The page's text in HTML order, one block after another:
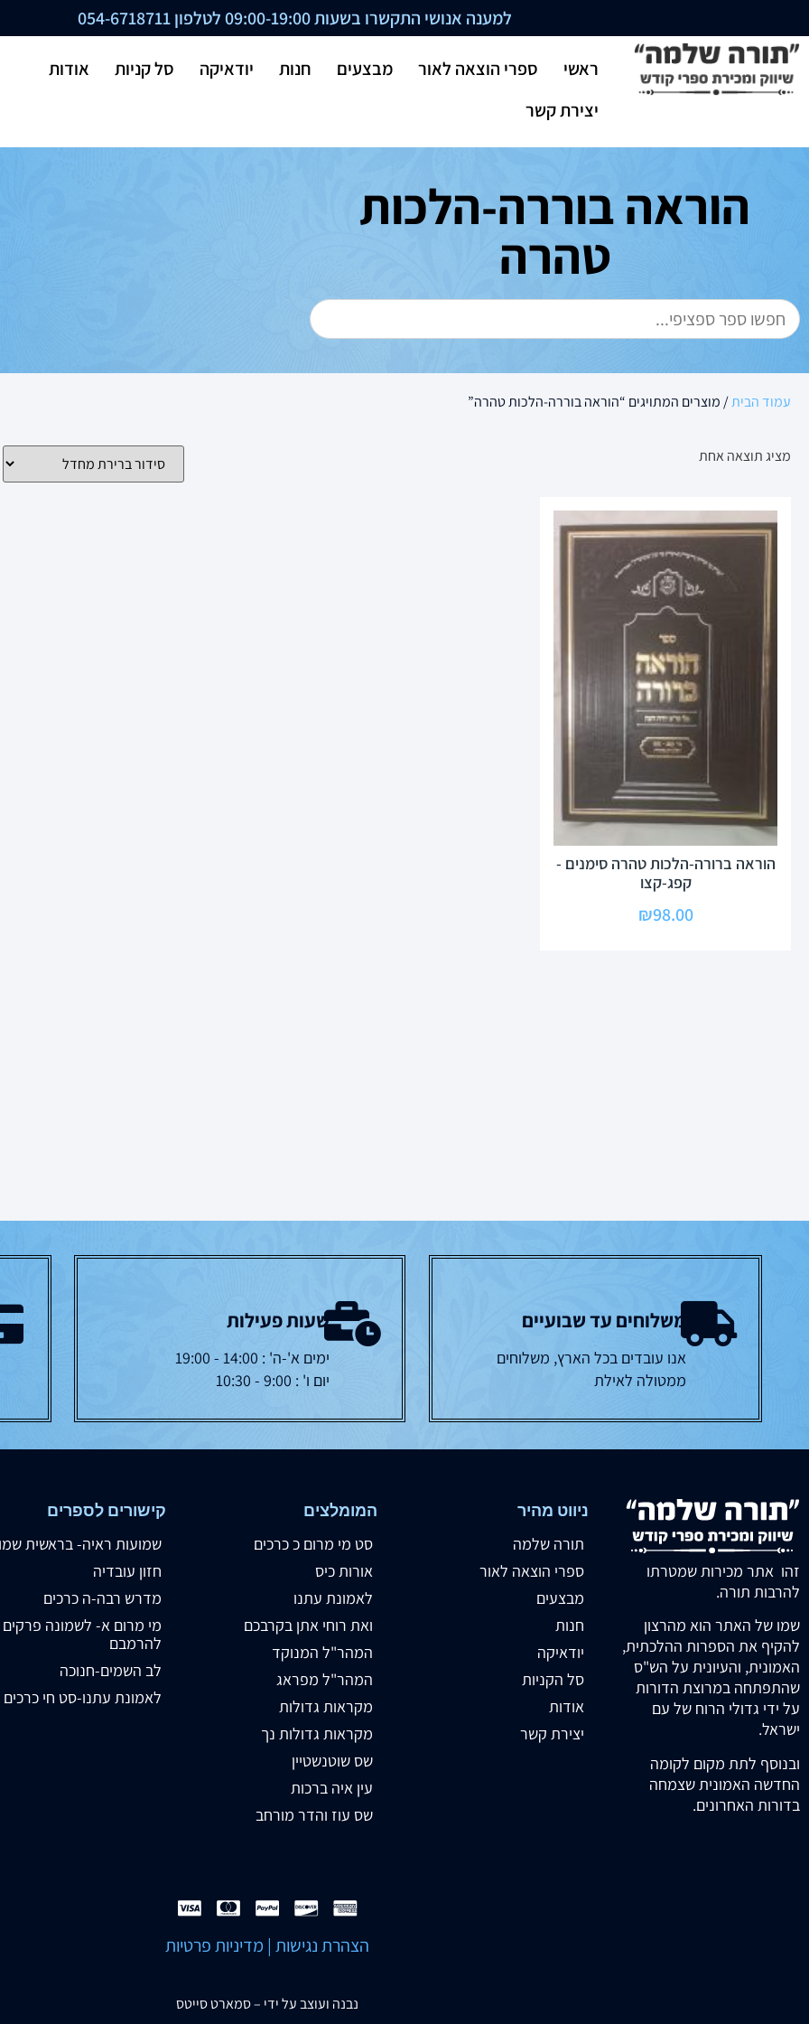
למענה אנושי התקשרו בשעות 09:00-19:00 לטלפון 054-6718711
ראשי ספרי הוצאה לאור מבצעים חנות יודאיקה סל קניות
אודות
יצירת קשר
הוראה בוררה-הלכות
טהרה
עמוד הבית/ מוצרים המתויגים “הוראה בוררה-הלכות טהרה”
מציג תוצאה אחת
הוראה ברורה-הלכות טהרה סימנים -
קפג-קצו
₪98.00
משלוחים עד שבועיים
אנו עובדים בכל הארץ, משלוחים
ממטולה לאילת
שעות פעילות
ימים א'-ה' : 14:00 - 19:00
יום ו' : 9:00 - 10:30
זהו אתר מכירות שמטרתו
להרבות תורה.
שמו של האתר הוא מהרצון
להקיף את הספרות ההלכתית,
האמונית, והעיונית על הש"ס
שהתפתחה במרוצת הדורות
על ידי גדולי הרוח של עם
ישראל.
ובנוסף לתת מקום לקומה
החדשה האמונית שצמחה
בדורות האחרונים.
ניווט מהיר
תורה שלמה
ספרי הוצאה לאור
מבצעים
חנות
יודאיקה
סל הקניות
אודות
יצירת קשר
המומלצים
סט מי מרום כ כרכים
אורות כיס
לאמונת עתנו
ואת רוחי אתן בקרבכם
המהר"ל המנוקד
המהר"ל מפראג
מקראות גדולות
מקראות גדולות נך
שס שוטנשטיין
עין איה ברכות
שס עוז והדר מורחב
קישורים לספרים
שמועות ראיה- בראשית
חזון עובדיה
מדרש רבה-ה כרכים
מי מרום א- לשמונה פרקים
להרמבם
לב השמים-חנוכה
לאמונת עתנו-סט חי כרכים
הצהרת נגישות | מדיניות פרטיות
נבנה ועוצב על ידי –סמארט סייטס